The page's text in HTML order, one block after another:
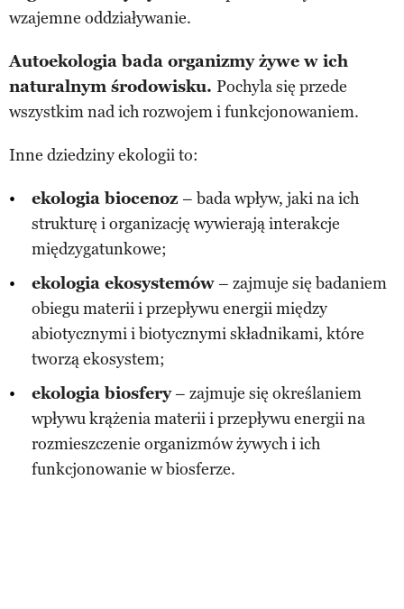
wzajemne oddziaływanie.
Autoekologia bada organizmy żywe w ich
naturalnym środowisku. Pochyla się przede
wszystkim nad ich rozwojem i funkcjonowaniem.
Inne dziedziny ekologii to:
ekologia biocenoz – bada wpływ, jaki na ich
strukturę i organizację wywierają interakcje
międzygatunkowe;
ekologia ekosystemów– zajmuje się badaniem
obiegu materii i przepływu energii między
abiotycznymi i biotycznymi składnikami, które
tworzą ekosystem;
ekologia biosfery– zajmuje się określaniem
wpływu krążenia materii i przepływu energii na
rozmieszczenie organizmów żywych i ich
funkcjonowanie w biosferze.